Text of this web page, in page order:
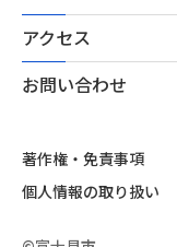
アクセス
お問い合わせ
著作権・免責事項
個人情報の取り扱い